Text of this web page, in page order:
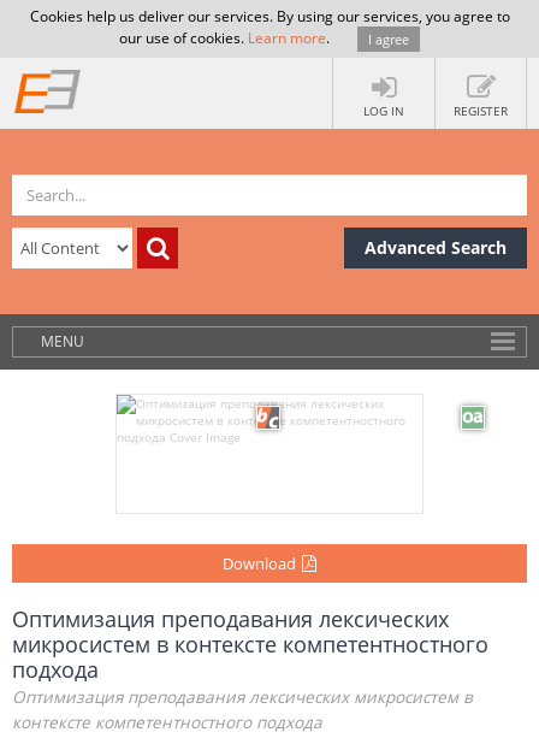
Cookies help us deliver our services. By using our services, you agree to
our use of cookies. Learn more. I agree
LOG IN REGISTER
Advanced Search
MENU
Download
Оптимизация преподавания лексических
микросистем в контексте компетентностного
подхода
Оптимизация преподавания лексических микросистем в
контексте компетентностного подхода